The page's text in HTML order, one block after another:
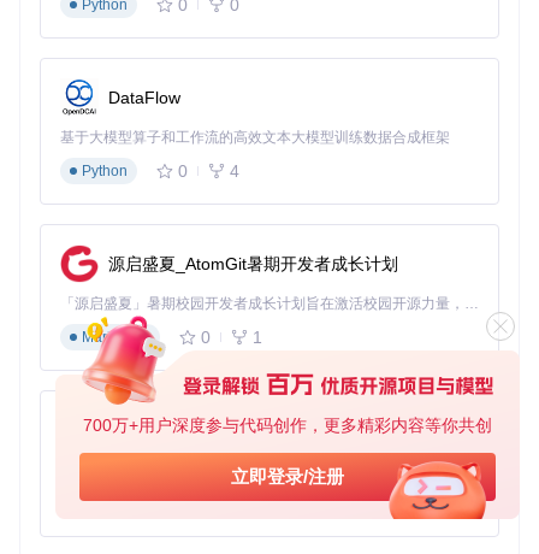
700万+用户深度参与代码创作，更多精彩内容等你共创
立即登录/注册
场景：多打印机协同生产
能够根据各打印机的负载情况、材料类型和精度能力自动分配
任务，并实时调整生产计划。当某台设备出现故障时，系统会
自动将任务转移到其他可用设备，确保生产不中断。
注意事项：
稳定
总线长度建议不超过10米，如需更长距离应使用CAN中继
器
设备UUID应在配置前通过专用工具获取，确保唯一性
快速上手：构建基础CAN网络
准备支持CAN的控制板(如STM32或RP2040系列)
连接CAN收发器并确保终端电阻正确安装
运行设备发现工具获取各设备UUID：
git clone
在主配置文件中添加设备信息，指定各自功能角色
原理：实时数据的无缝传输
Python
0 0
DataFlow
基于大模型算子和工作流的高效文本大模型训练数据合成框架
Python
0 4
源启盛夏_AtomGit暑期开发者成长计划
「源启盛夏」暑期校园开发者成长计划旨在激活校园开源力量，通过积分激励、认证扶持、资源倾斜等形式，引导高校组织和开发者完成「入驻 — 建项目 — 做贡献 — 获认证 — 得资源」的完整闭环。无论你是想带领社团入驻平台的组织者，还是希望用代码贡献证明自己的开发者，都能在这里找到属于你的成长路径。
Markdown
0 1
py-xiaozhi
基于Python的Xiaozhi AI，适用于想要完整Xiaozhi体验而无需拥有专用硬件的用户。
Python
0 1